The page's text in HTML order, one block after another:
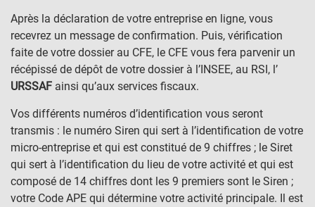
Après la déclaration de votre entreprise en ligne, vous
recevrez un message de confirmation. Puis, vérification
faite de votre dossier au CFE, le CFE vous fera parvenir un
récépissé de dépôt de votre dossier à l’INSEE, au RSI, l’
URSSAF ainsi qu’aux services fiscaux.
Vos différents numéros d’identification vous seront
transmis : le numéro Siren qui sert à l’identification de votre
micro-entreprise et qui est constitué de 9 chiffres ; le Siret
qui sert à l’identification du lieu de votre activité et qui est
composé de 14 chiffres dont les 9 premiers sont le Siren ;
votre Code APE qui détermine votre activité principale. Il est